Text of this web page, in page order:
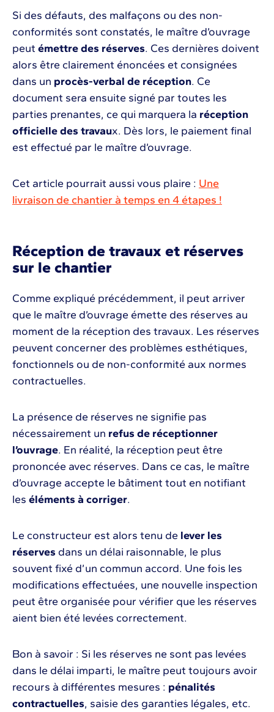
Si des défauts, des malfaçons ou des non-
conformités sont constatés, le maître d’ouvrage
peut émettre des réserves. Ces dernières doivent
alors être clairement énoncées et consignées
dans un procès-verbal de réception. Ce
document sera ensuite signé par toutes les
parties prenantes, ce qui marquera la réception
officielle des travaux. Dès lors, le paiement final
est effectué par le maître d’ouvrage.
Cet article pourrait aussi vous plaire : Une
livraison de chantier à temps en 4 étapes !
Réception de travaux et réserves
sur le chantier
Comme expliqué précédemment, il peut arriver
que le maître d’ouvrage émette des réserves au
moment de la réception des travaux. Les réserves
peuvent concerner des problèmes esthétiques,
fonctionnels ou de non-conformité aux normes
contractuelles.
La présence de réserves ne signifie pas
nécessairement un refus de réceptionner
l’ouvrage. En réalité, la réception peut être
prononcée avec réserves. Dans ce cas, le maître
d’ouvrage accepte le bâtiment tout en notifiant
les éléments à corriger.
Le constructeur est alors tenu de lever les
réserves dans un délai raisonnable, le plus
souvent fixé d’un commun accord. Une fois les
modifications effectuées, une nouvelle inspection
peut être organisée pour vérifier que les réserves
aient bien été levées correctement.
Bon à savoir : Si les réserves ne sont pas levées
dans le délai imparti, le maître peut toujours avoir
recours à différentes mesures : pénalités
contractuelles, saisie des garanties légales, etc.